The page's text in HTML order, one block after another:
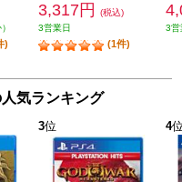
)
3,317円
(税込)
3営業日
(1件)
3営
気ランキング
3位 4